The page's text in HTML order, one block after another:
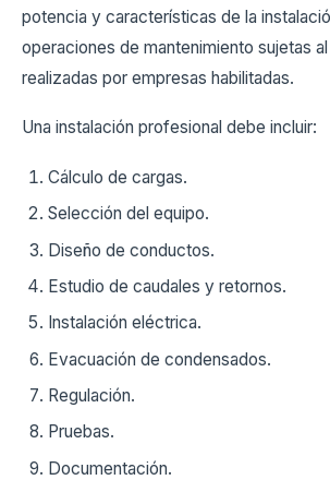
potencia y características de la
operaciones de mantenimiento sujetas
realizadas por empresas habilitadas.
Una instalación profesional debe incluir:
Cálculo de cargas.
Selección del equipo.
Diseño de conductos.
Estudio de caudales y retornos.
Instalación eléctrica.
Evacuación de condensados.
Regulación.
Pruebas.
Documentación.